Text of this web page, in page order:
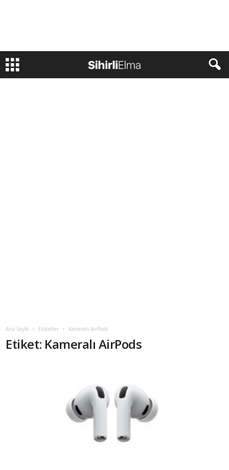
Ana Sayfa Etiketler Kameralı AirPods
Etiket: Kameralı AirPods